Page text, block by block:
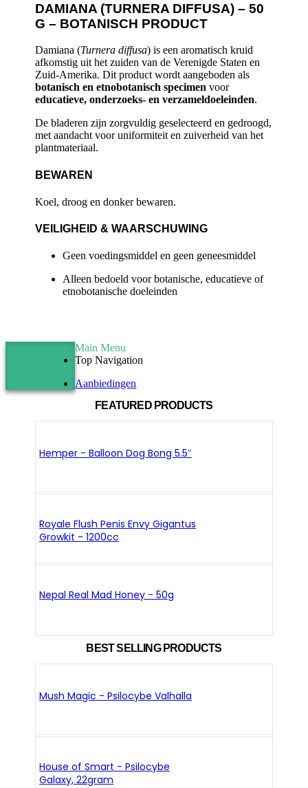
DAMIANA (TURNERA DIFFUSA) – 50
G – BOTANISCH PRODUCT
Damiana (Turnera diffusa) is een aromatisch kruid
afkomstig uit het zuiden van de Verenigde Staten en
Zuid-Amerika. Dit product wordt aangeboden als
botanisch en etnobotanisch specimen voor
educatieve, onderzoeks- en verzameldoeleinden.
De bladeren zijn zorgvuldig geselecteerd en gedroogd,
met aandacht voor uniformiteit en zuiverheid van het
plantmateriaal.
BEWAREN
Koel, droog en donker bewaren.
VEILIGHEID & WAARSCHUWING
Geen voedingsmiddel en geen geneesmiddel
Alleen bedoeld voor botanische, educatieve of
etnobotanische doeleinden
FEATURED PRODUCTS
Hemper - Balloon Dog Bong 5.5″
Royale Flush Penis Envy Gigantus
Growkit - 1200cc
Nepal Real Mad Honey - 50g
BEST SELLING PRODUCTS
Mush Magic - Psilocybe Valhalla
House of Smart - Psilocybe
Galaxy, 22gram
Main Menu
Top Navigation
Aanbiedingen